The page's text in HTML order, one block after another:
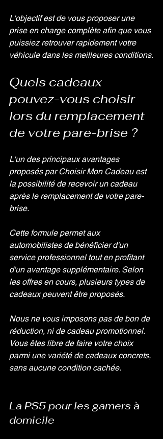
L'objectif est de vous proposer une
prise en charge complète afin que vous
puissiez retrouver rapidement votre
véhicule dans les meilleures conditions.
Quels cadeaux
pouvez-vous choisir
lors du remplacement
de votre pare-brise ?
L'un des principaux avantages
proposés par Choisir Mon Cadeau est
la possibilité de recevoir un cadeau
après le remplacement de votre pare-
brise.
Cette formule permet aux
automobilistes de bénéficier d'un
service professionnel tout en profitant
d'un avantage supplémentaire. Selon
les offres en cours, plusieurs types de
cadeaux peuvent être proposés.
Nous ne vous imposons pas de bon de
réduction, ni de cadeau promotionnel.
Vous êtes libre de faire votre choix
parmi une variété de cadeaux concrets,
sans aucune condition cachée.
La PS5 pour les gamers à
domicile